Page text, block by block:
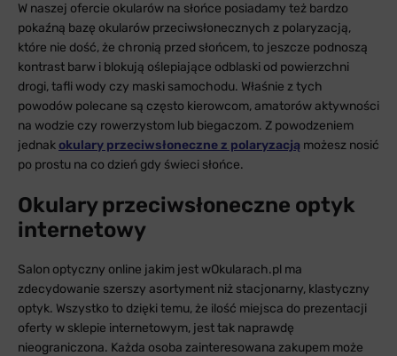
W naszej ofercie okularów na słońce posiadamy też bardzo
pokaźną bazę okularów przeciwsłonecznych z polaryzacją,
które nie dość, że chronią przed słońcem, to jeszcze podnoszą
kontrast barw i blokują oślepiające odblaski od powierzchni
drogi, tafli wody czy maski samochodu. Właśnie z tych
powodów polecane są często kierowcom, amatorów aktywności
na wodzie czy rowerzystom lub biegaczom. Z powodzeniem
jednakokulary przeciwsłoneczne z polaryzacją możesz nosić
po prostu na co dzień gdy świeci słońce.
Okulary przeciwsłoneczne optyk
internetowy
Salon optyczny online jakim jest wOkularach.pl ma
zdecydowanie szerszy asortyment niż stacjonarny, klastyczny
optyk. Wszystko to dzięki temu, że ilość miejsca do prezentacji
oferty w sklepie internetowym, jest tak naprawdę
nieograniczona. Każda osoba zainteresowana zakupem może